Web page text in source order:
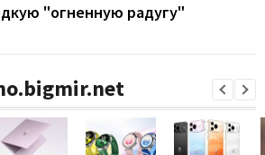
"огненную радугу"